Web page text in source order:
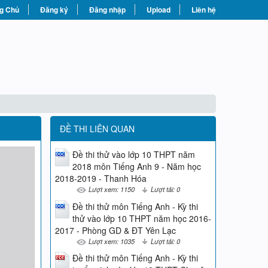
Chủ Đăng ký Đăng nhập Upload Liên hệ
ĐỀ THI LIÊN QUAN
Đề thi thử vào lớp 10 THPT năm
2018 môn Tiếng Anh 9 - Năm học
2018-2019 - Thanh Hóa
Lượt xem: 1150 Lượt tải: 0
Đề thi thử môn Tiếng Anh - Kỳ thi
thử vào lớp 10 THPT năm học 2016-
2017 - Phòng GD & ĐT Yên Lạc
Lượt xem: 1035 Lượt tải: 0
Đề thi thử môn Tiếng Anh - Kỳ thi